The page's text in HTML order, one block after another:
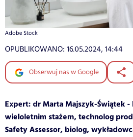
Adobe Stock
OPUBLIKOWANO: 16.05.2024, 14:44
Obserwuj nas w Google
Expert: dr Marta Majszyk-Świątek -
wieloletnim stażem, technolog
Safety Assessor, biolog,